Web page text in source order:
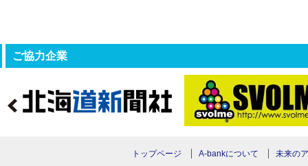
ご協力企業
トップページ A-bankについて
未来の